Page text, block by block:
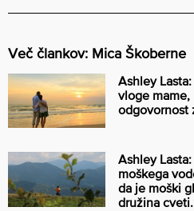
Več člankov: Mica Škoberne
Ashley
vloge mame,
odgovornost
Ashley
moškega
da je moški
družina